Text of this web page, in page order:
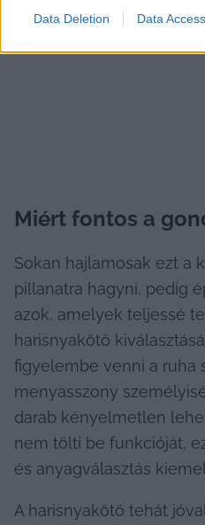
Data Deletion Data Access
fontos, hanem azért,
Miért fontos a
Sokan hajlamosak ezt a
pillanatra hagyni, pedig
azok, amelyek teljessé
harisnyakötő
figyelembe venni a ruha
menyasszony
darab kényelmetlen
nem tölti be funkcióját,
és anyagválasztás
A harisnyakötő tehát